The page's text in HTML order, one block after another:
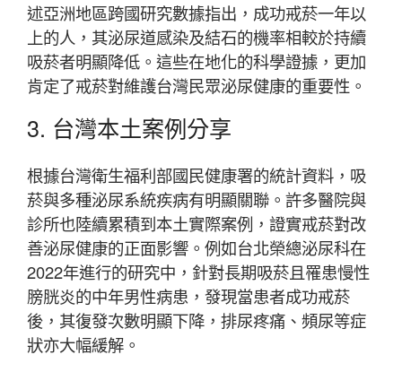
述亞洲地區跨國研究數據指出，成功戒菸一年以
上的人，其泌尿道感染及結石的機率相較於持續
吸菸者明顯降低。這些在地化的科學證據，更加
肯定了戒菸對維護台灣民眾泌尿健康的重要性。
3. 台灣本土案例分享
根據台灣衛生福利部國民健康署的統計資料，吸
菸與多種泌尿系統疾病有明顯關聯。許多醫院與
診所也陸續累積到本土實際案例，證實戒菸對改
善泌尿健康的正面影響。例如台北榮總泌尿科在
2022年進行的研究中，針對長期吸菸且罹患慢性
膀胱炎的中年男性病患，發現當患者成功戒菸
後，其復發次數明顯下降，排尿疼痛、頻尿等症
狀亦大幅緩解。